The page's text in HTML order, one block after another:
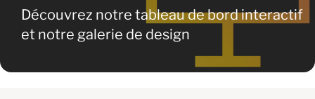
Découvrez notre tableau de bord interactif
et notre galerie de design